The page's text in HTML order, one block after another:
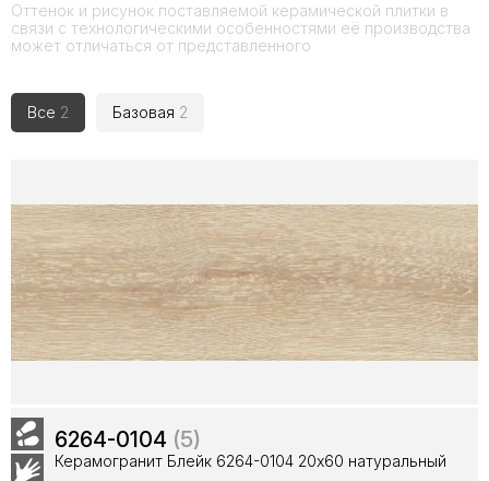
Оттенок и рисунок поставляемой керамической плитки в
связи с технологическими особенностями её производства
может отличаться от представленного
Все 2 Базовая 2
6264-0104 (5)
Керамогранит Блейк 6264-0104 20х60 натуральный